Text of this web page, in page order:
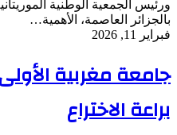
ورئيس الجمعية الوطنية
بالجزائر العاصمة، الأهمية…
فبراير 11, 2026
جامعة مغربية
براعة الاختراع